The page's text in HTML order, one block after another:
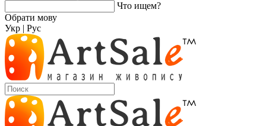
Что ищем?
Обрати мову
Укр | Рус